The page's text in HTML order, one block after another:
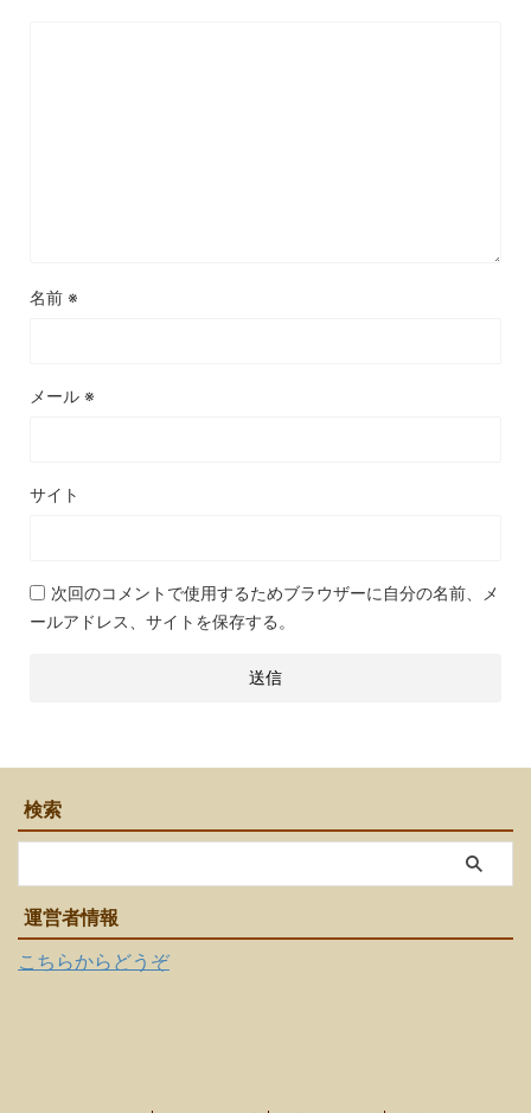
名前 ※
メール ※
サイト
次回のコメントで使用するためブラウザーに自分の名前、メ
ールアドレス、サイトを保存する。
検索
運営者情報
こちらからどうぞ